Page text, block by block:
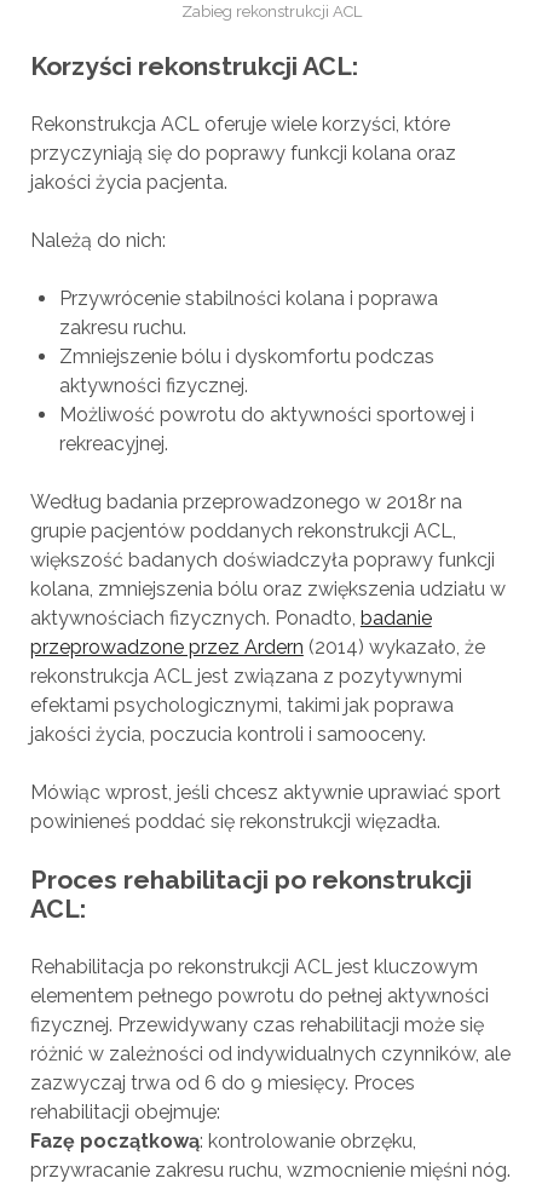
Zabieg rekonstrukcji ACL
Korzyści rekonstrukcji ACL:
Rekonstrukcja ACL oferuje wiele korzyści, które
przyczyniają się do poprawy funkcji kolana oraz
jakości życia pacjenta.
Należą do nich:
Przywrócenie stabilności kolana i poprawa
zakresu ruchu.
Zmniejszenie bólu i dyskomfortu podczas
aktywności fizycznej.
Możliwość powrotu do aktywności sportowej i
rekreacyjnej.
Według badania przeprowadzonego w 2018r na
grupie pacjentów poddanych rekonstrukcji ACL,
większość badanych doświadczyła poprawy funkcji
kolana, zmniejszenia bólu oraz zwiększenia udziału w
aktywnościach fizycznych. Ponadto, badanie
przeprowadzone przez Ardern (2014) wykazało, że
rekonstrukcja ACL jest związana z pozytywnymi
efektami psychologicznymi, takimi jak poprawa
jakości życia, poczucia kontroli i samooceny.
Mówiąc wprost, jeśli chcesz aktywnie uprawiać sport
powinieneś poddać się rekonstrukcji więzadła.
Proces rehabilitacji po rekonstrukcji
ACL:
Rehabilitacja po rekonstrukcji ACL jest kluczowym
elementem pełnego powrotu do pełnej aktywności
fizycznej. Przewidywany czas rehabilitacji może się
różnić w zależności od indywidualnych czynników, ale
zazwyczaj trwa od 6 do 9 miesięcy. Proces
rehabilitacji obejmuje:
Fazę początkową: kontrolowanie obrzęku,
przywracanie zakresu ruchu, wzmocnienie mięśni nóg.